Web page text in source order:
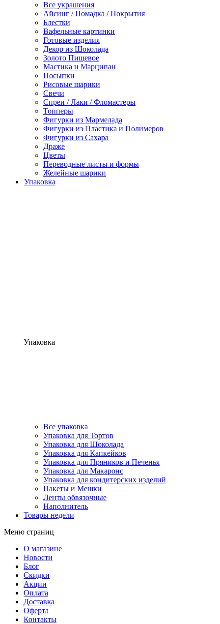
Все украшения
Айсинг / Помадка / Покрытия
Блестки
Вафельные картинки
Готовые изделия
Декор из Шоколада
Золото Пищевое
Мастика и Марципан
Посыпки
Рисовые шарики
Свечи
Спреи / Лаки / Фломастеры
Топперы
Фигурки из Мармелада
Фигурки из Пластика и Полимеров
Фигурки из Сахара
Драже
Цветы
Переводные листы и формы
Желейные шарики
Упаковка
Упаковка
Все упаковка
Упаковка для Тортов
Упаковка для Шоколада
Упаковка для Капкейков
Упаковка для Пряников и Печенья
Упаковка для Макаронс
Упаковка для кондитерских изделий
Пакеты и Мешки
Ленты обвязочные
Наполнитель
Товары недели
Меню страниц
О магазине
Новости
Блог
Скидки
Акции
Оплата
Доставка
Оферта
Контакты